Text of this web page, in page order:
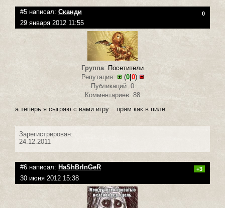
#5 написал: Сканди 0
29 января 2012 11:55
Группа: Посетители
Репутация:
(0|0)
Публикаций: 0
Комментариев: 88
а теперь я сыграю с вами игру....прям как в пиле
Зарегистрирован:
24.12.2011
#6 написал: HaShBrInGeR +3
30 июня 2012 15:38